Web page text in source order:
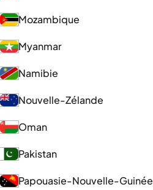
Mozambique
Myanmar
Namibie
Nouvelle-Zélande
Oman
Pakistan
Papouasie-Nouvelle-Guinée